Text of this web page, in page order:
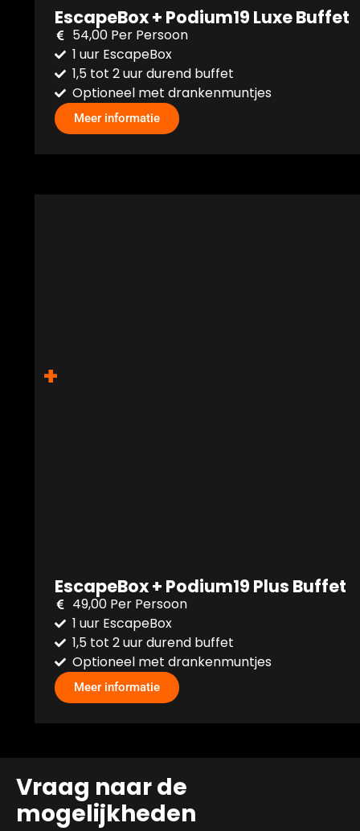
EscapeBox + Podium19 Luxe Buffet
54,00 Per Persoon
1 uur EscapeBox
1,5 tot 2 uur durend buffet
Optioneel met drankenmuntjes
Meer informatie
EscapeBox + Podium19 Plus Buffet
49,00 Per Persoon
1 uur EscapeBox
1,5 tot 2 uur durend buffet
Optioneel met drankenmuntjes
Meer informatie
+
Vraag naar de
mogelijkheden